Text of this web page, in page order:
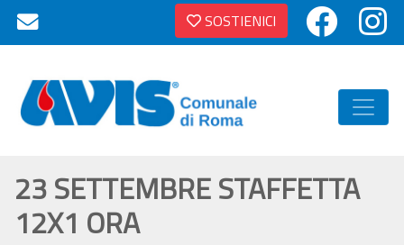
SOSTIENICI
23 SETTEMBRE STAFFETTA
12X1 ORA